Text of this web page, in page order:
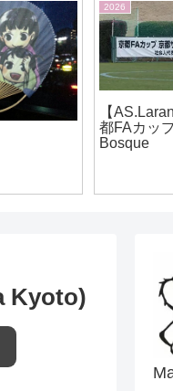
2026
【
都FAカッ
Bosque
Kyoto)